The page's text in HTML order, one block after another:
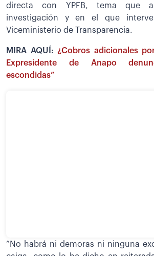
directa con YPFB, tema que
investigación y en el que
Viceministerio de Transparencia.
MIRA AQUÍ:¿Cobros adicionales
Expresidente de Anapo
escondidas”
”No habrá ni demoras ni ninguna